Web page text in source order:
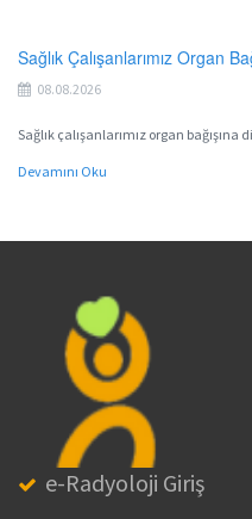
Sağlık Çalışanlarımız Organ
08.08.2026
Sağlık çalışanlarımız organ bağışına
Devamını Oku
e-Radyoloji Giriş